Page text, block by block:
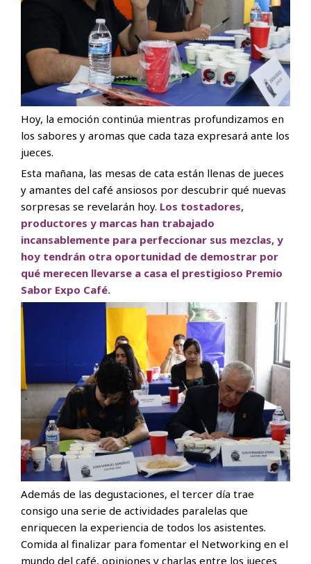
Hoy, la emoción continúa mientras profundizamos en
los sabores y aromas que cada taza expresará ante los
jueces.
Esta mañana, las mesas de cata están llenas de jueces
y amantes del café ansiosos por descubrir qué nuevas
sorpresas se revelarán hoy. Los tostadores,
productores y marcas han trabajado
incansablemente para perfeccionar sus mezclas, y
hoy tendrán otra oportunidad de demostrar por
qué merecen llevarse a casa el prestigioso Premio
Sabor Expo Café.
Además de las degustaciones, el tercer día trae
consigo una serie de actividades paralelas que
enriquecen la experiencia de todos los asistentes.
Comida al finalizar para fomentar el Networking en el
mundo del café, opiniones y charlas entre los jueces